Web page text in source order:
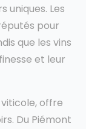
uniques. Les
pour
que les vins
et leur
offre
Du Piémont